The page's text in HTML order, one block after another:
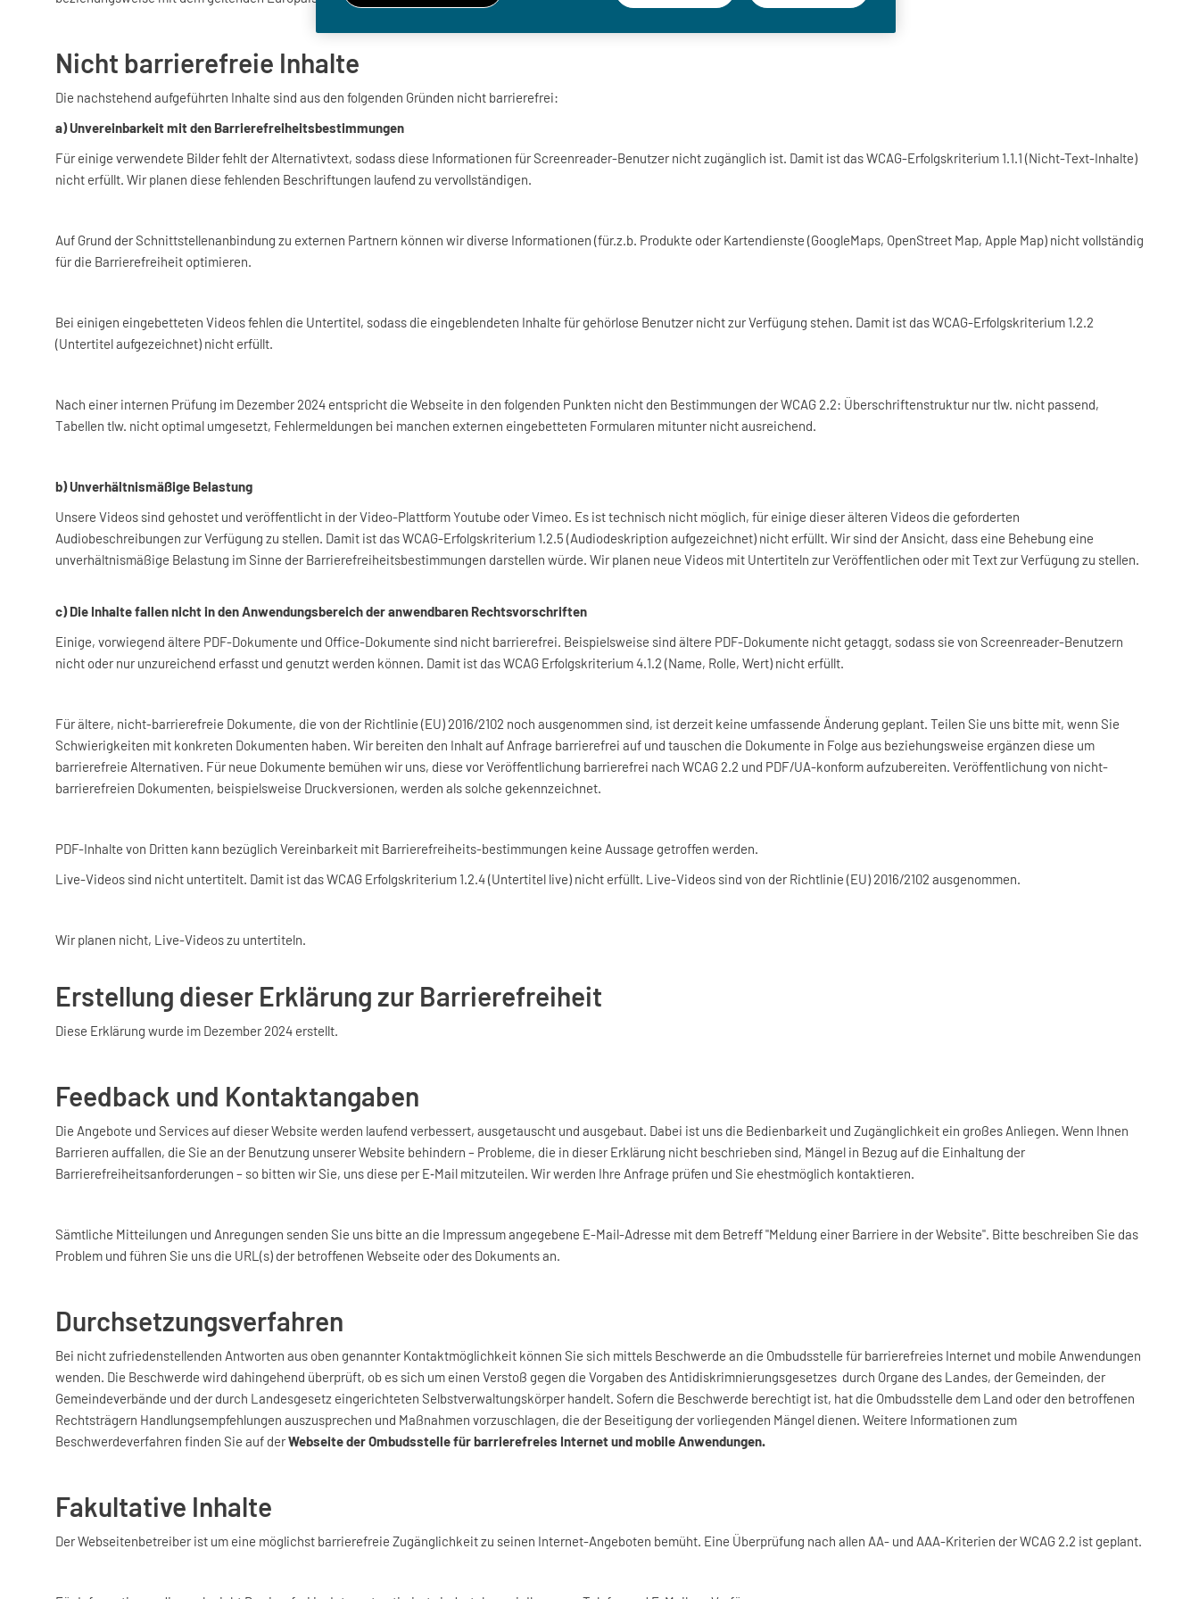
Nicht barrierefreie Inhalte
Die nachstehend aufgeführten Inhalte sind aus den folgenden Gründen nicht barrierefrei:
a) Unvereinbarkeit mit den Barrierefreiheitsbestimmungen
Für einige verwendete Bilder fehlt der Alternativtext, sodass diese Informationen für Screenreader-Benutzer nicht zugänglich ist. Damit ist das WCAG-Erfolgskriterium 1.1.1 (Nicht-Text-Inhalte)
nicht erfüllt. Wir planen diese fehlenden Beschriftungen laufend zu vervollständigen.
Auf Grund der Schnittstellenanbindung zu externen Partnern können wir diverse Informationen (für.z.b. Produkte oder Kartendienste (GoogleMaps, OpenStreet Map, Apple Map) nicht vollständig
für die Barrierefreiheit optimieren.
Bei einigen eingebetteten Videos fehlen die Untertitel, sodass die eingeblendeten Inhalte für gehörlose Benutzer nicht zur Verfügung stehen. Damit ist das WCAG-Erfolgskriterium 1.2.2
(Untertitel aufgezeichnet) nicht erfüllt.
Nach einer internen Prüfung im Dezember 2024 entspricht die Webseite in den folgenden Punkten nicht den Bestimmungen der WCAG 2.2: Überschriftenstruktur nur tlw. nicht passend,
Tabellen tlw. nicht optimal umgesetzt, Fehlermeldungen bei manchen externen eingebetteten Formularen mitunter nicht ausreichend.
b) Unverhältnismäßige Belastung
Unsere Videos sind gehostet und veröffentlicht in der Video-Plattform Youtube oder Vimeo. Es ist technisch nicht möglich, für einige dieser älteren Videos die geforderten
Audiobeschreibungen zur Verfügung zu stellen. Damit ist das WCAG-Erfolgskriterium 1.2.5 (Audiodeskription aufgezeichnet) nicht erfüllt. Wir sind der Ansicht, dass eine Behebung eine
unverhältnismäßige Belastung im Sinne der Barrierefreiheitsbestimmungen darstellen würde. Wir planen neue Videos mit Untertiteln zur Veröffentlichen oder mit Text zur Verfügung zu stellen.
c) Die Inhalte fallen nicht in den Anwendungsbereich der anwendbaren Rechtsvorschriften
Einige, vorwiegend ältere PDF-Dokumente und Office-Dokumente sind nicht barrierefrei. Beispielsweise sind ältere PDF-Dokumente nicht getaggt, sodass sie von Screenreader-Benutzern
nicht oder nur unzureichend erfasst und genutzt werden können. Damit ist das WCAG Erfolgskriterium 4.1.2 (Name, Rolle, Wert) nicht erfüllt.
Für ältere, nicht-barrierefreie Dokumente, die von der Richtlinie (EU) 2016/2102 noch ausgenommen sind, ist derzeit keine umfassende Änderung geplant. Teilen Sie uns bitte mit, wenn Sie
Schwierigkeiten mit konkreten Dokumenten haben. Wir bereiten den Inhalt auf Anfrage barrierefrei auf und tauschen die Dokumente in Folge aus beziehungsweise ergänzen diese um
barrierefreie Alternativen. Für neue Dokumente bemühen wir uns, diese vor Veröffentlichung barrierefrei nach WCAG 2.2 und PDF/UA-konform aufzubereiten. Veröffentlichung von nicht-
barrierefreien Dokumenten, beispielsweise Druckversionen, werden als solche gekennzeichnet.
PDF-Inhalte von Dritten kann bezüglich Vereinbarkeit mit Barrierefreiheits-bestimmungen keine Aussage getroffen werden.
Live-Videos sind nicht untertitelt. Damit ist das WCAG Erfolgskriterium 1.2.4 (Untertitel live) nicht erfüllt. Live-Videos sind von der Richtlinie (EU) 2016/2102 ausgenommen.
Wir planen nicht, Live-Videos zu untertiteln.
Erstellung dieser Erklärung zur Barrierefreiheit
Diese Erklärung wurde im Dezember 2024 erstellt.
Feedback und Kontaktangaben
Die Angebote und Services auf dieser Website werden laufend verbessert, ausgetauscht und ausgebaut. Dabei ist uns die Bedienbarkeit und Zugänglichkeit ein großes Anliegen. Wenn Ihnen
Barrieren auffallen, die Sie an der Benutzung unserer Website behindern – Probleme, die in dieser Erklärung nicht beschrieben sind, Mängel in Bezug auf die Einhaltung der
Barrierefreiheitsanforderungen – so bitten wir Sie, uns diese per E‑Mail mitzuteilen. Wir werden Ihre Anfrage prüfen und Sie ehestmöglich kontaktieren.
Sämtliche Mitteilungen und Anregungen senden Sie uns bitte an die Impressum angegebene E-Mail-Adresse mit dem Betreff "Meldung einer Barriere in der Website". Bitte beschreiben Sie das
Problem und führen Sie uns die URL(s) der betroffenen Webseite oder des Dokuments an.
Durchsetzungsverfahren
Bei nicht zufriedenstellenden Antworten aus oben genannter Kontaktmöglichkeit können Sie sich mittels Beschwerde an die Ombudsstelle für barrierefreies Internet und mobile Anwendungen
wenden. Die Beschwerde wird dahingehend überprüft, ob es sich um einen Verstoß gegen die Vorgaben des Antidiskrimnierungsgesetzes durch Organe des Landes, der Gemeinden, der
Gemeindeverbände und der durch Landesgesetz eingerichteten Selbstverwaltungskörper handelt. Sofern die Beschwerde berechtigt ist, hat die Ombudsstelle dem Land oder den betroffenen
Rechtsträgern Handlungsempfehlungen auszusprechen und Maßnahmen vorzuschlagen, die der Beseitigung der vorliegenden Mängel dienen. Weitere Informationen zum
Beschwerdeverfahren finden Sie auf derWebseite der Ombudsstelle für barrierefreies Internet und mobile Anwendungen.
exter
Fakultative Inhalte
Der Webseitenbetreiber ist um eine möglichst barrierefreie Zugänglichkeit zu seinen Internet-Angeboten bemüht. Eine Überprüfung nach allen AA- und AAA-Kriterien der WCAG 2.2 ist geplant.